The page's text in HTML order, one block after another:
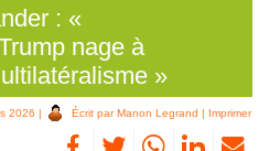
: «
nage à
»
2026 | Écrit par Manon Legrand| Imprimer